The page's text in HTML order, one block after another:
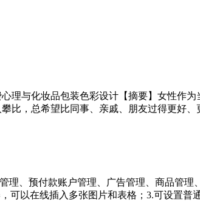
理与化妆品包装色彩设计【摘要】女性作
比，总希望比同事、亲戚、朋友过得更好
理、预付款账户管理、广告管理、商品管
可以在线插入多张图片和表格；3.可设置普